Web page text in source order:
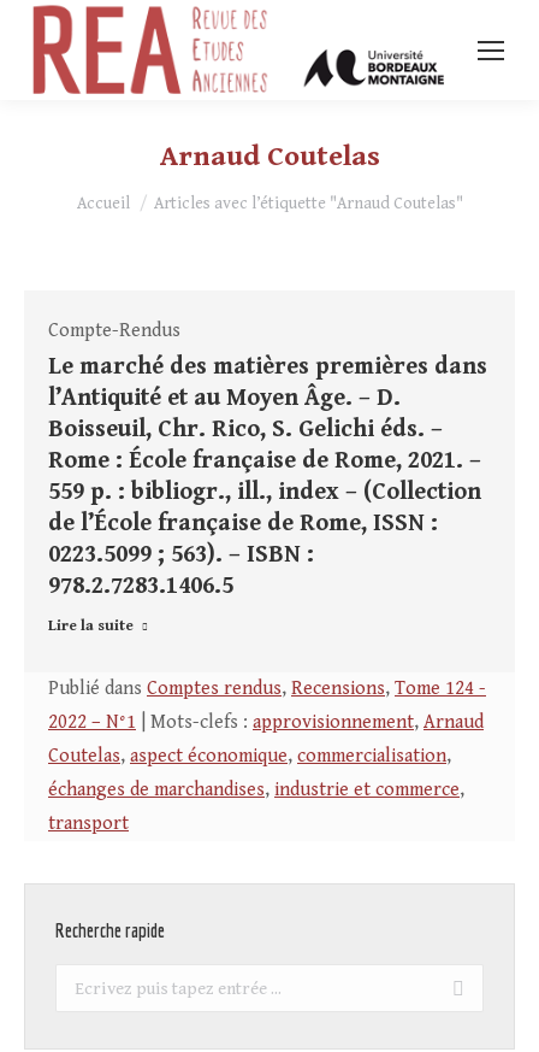
Arnaud Coutelas
Vous êtes ici :
Accueil Articles avec l’étiquette "Arnaud Coutelas"
Compte-Rendus
Le marché des matières premières dans
l’Antiquité et au Moyen Âge. – D.
Boisseuil, Chr. Rico, S. Gelichi éds. –
Rome : École française de Rome, 2021. –
559 p. : bibliogr., ill., index – (Collection
de l’École française de Rome, ISSN :
0223.5099 ; 563). – ISBN :
978.2.7283.1406.5
Lire la suite
Publié dans Comptes rendus, Recensions, Tome 124 -
2022 – N°1 | Mots-clefs : approvisionnement, Arnaud
Coutelas, aspect économique, commercialisation,
échanges de marchandises, industrie et commerce,
transport
Recherche rapide
Recherche